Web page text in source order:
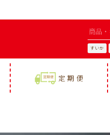
すいか
定 期 便